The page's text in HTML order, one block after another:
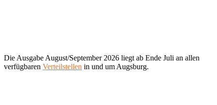
Die Ausgabe August/September 2026 liegt ab Ende Juli an allen
verfügbaren Verteilstellen in und um Augsburg.